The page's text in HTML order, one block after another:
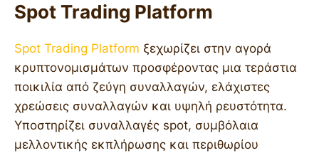
Spot Trading Platform
Spot Trading Platform ξεχωρίζει στην αγορά
κρυπτονομισμάτων προσφέροντας μια τεράστια
ποικιλία από ζεύγη συναλλαγών, ελάχιστες
χρεώσεις συναλλαγών και υψηλή ρευστότητα.
Υποστηρίζει συναλλαγές spot, συμβόλαια
μελλοντικής εκπλήρωσης και περιθωρίου